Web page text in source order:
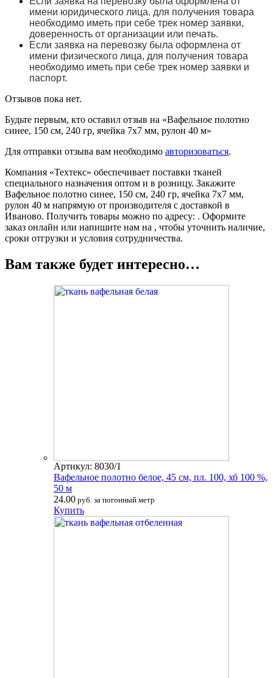
имени юридического лица, для получения товара
необходимо иметь при себе трек номер заявки,
доверенность от организации или печать.
Если заявка на перевозку была оформлена от
имени физического лица, для получения товара
необходимо иметь при себе трек номер заявки и
паспорт.
Отзывов пока нет.
Будьте первым, кто оставил отзыв на «Вафельное полотно
синее, 150 см, 240 гр, ячейка 7х7 мм, рулон 40 м»
Для отправки отзыва вам необходимо авторизоваться.
Компания «Техтекс» обеспечивает поставки тканей
специального назначения оптом и в розницу. Закажите
Вафельное полотно синее, 150 см, 240 гр, ячейка 7х7 мм,
рулон 40 м напрямую от производителя с доставкой в
Иваново. Получить товары можно по адресу: . Оформите
заказ онлайн или напишите нам на , чтобы уточнить наличие,
сроки отгрузки и условия сотрудничества.
Вам также будет интересно…
Артикул: 8030/1
Вафельное полотно белое, 45 см, пл. 100, хб 100 %,
50 м
24.00 руб. за погонный метр
Купить